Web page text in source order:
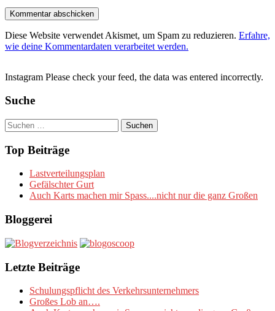
Diese Website verwendet Akismet, um Spam zu reduzieren. Erfahre,
wie deine Kommentardaten verarbeitet werden.
Instagram Please check your feed, the data was entered incorrectly.
Suche
Suchen
nach:
Top Beiträge
Lastverteilungsplan
Gefälschter Gurt
Auch Karts machen mir Spass....nicht nur die ganz Großen
Bloggerei
Letzte Beiträge
Schulungspflicht des Verkehrsunternehmers
Großes Lob an….